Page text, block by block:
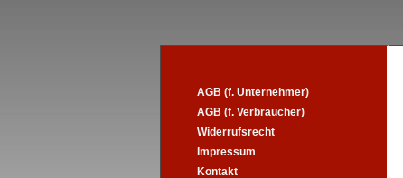
AGB (f. Unternehmer)
AGB (f. Verbraucher)
Widerrufsrecht
Impressum
Kontakt